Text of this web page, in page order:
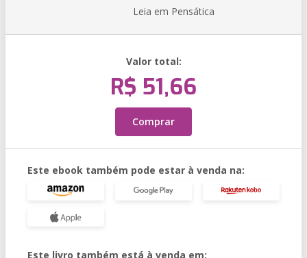
Leia em Pensática
Valor total:
R$ 51,66
Comprar
Este ebook também pode estar à venda na:
Este livro também está à venda em: